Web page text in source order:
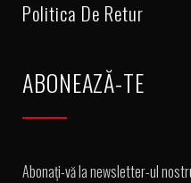
Politica De Retur
ABONEAZĂ-TE
Abonați-vă la newsletter-ul